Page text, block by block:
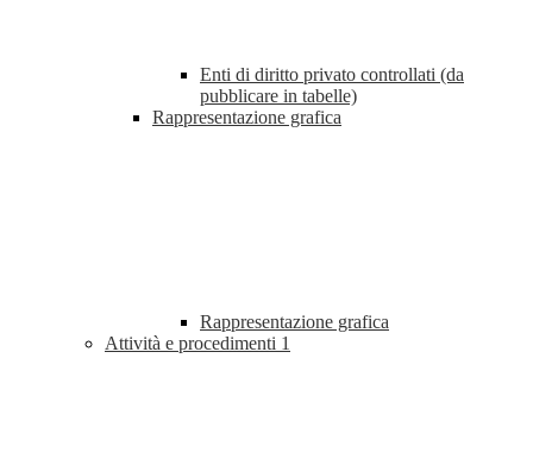
Enti di diritto privato controllati (da
pubblicare in tabelle)
Rappresentazione grafica
Rappresentazione grafica
Attività e procedimenti 1